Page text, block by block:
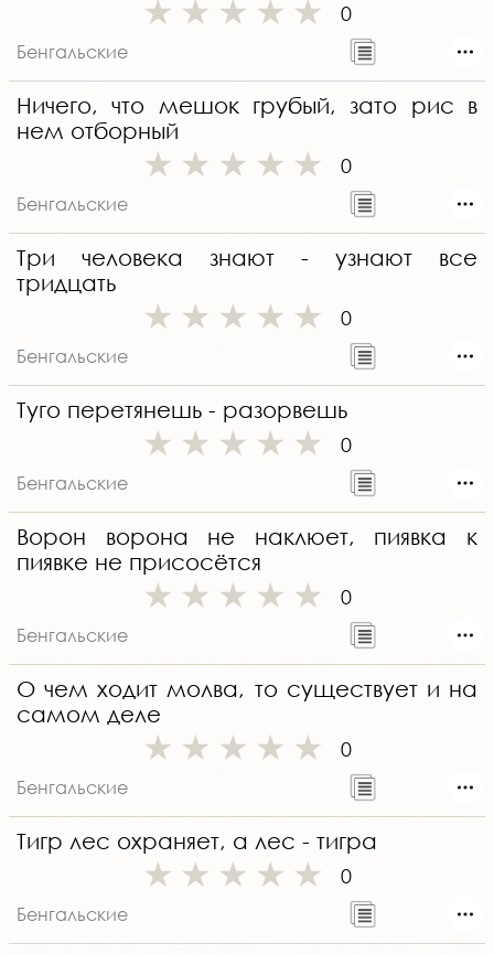
0
Бенгальские
Ничего, что мешок грубый, зато рис в
нем отборный
0
Бенгальские
Три человека знают - узнают все
тридцать
0
Бенгальские
Туго перетянешь - разорвешь
0
Бенгальские
Ворон ворона не наклюет, пиявка к
пиявке не присосётся
0
Бенгальские
О чем ходит молва, то существует и на
самом деле
0
Бенгальские
Тигр лес охраняет, а лес - тигра
0
Бенгальские